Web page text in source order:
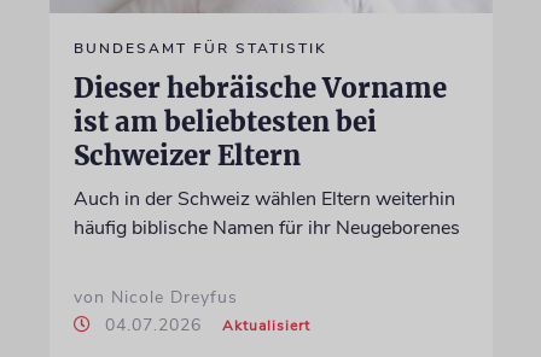
BUNDESAMT FÜR STATISTIK
Dieser hebräische Vorname
ist am beliebtesten bei
Schweizer Eltern
Auch in der Schweiz wählen Eltern weiterhin
häufig biblische Namen für ihr Neugeborenes
von Nicole Dreyfus
04.07.2026
Aktualisiert